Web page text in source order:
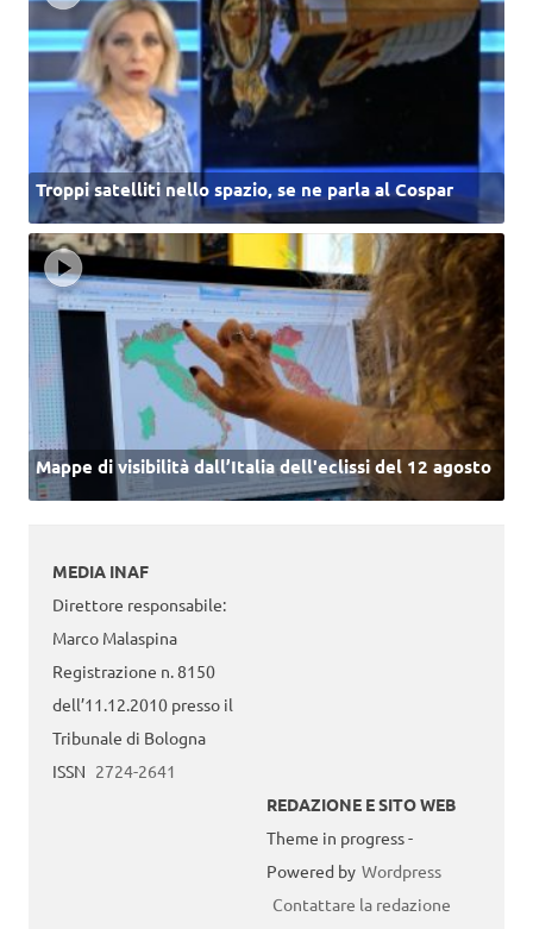
Troppi satelliti nello spazio, se ne parla al Cospar
Mappe di visibilità dall’Italia dell'eclissi del 12 agosto
MEDIA INAF
Direttore responsabile:
Marco Malaspina
Registrazione n. 8150
dell’11.12.2010 presso il
Tribunale di Bologna
ISSN 2724-2641
REDAZIONE E SITO WEB
Theme in progress -
Powered by Wordpress
Contattare la redazione